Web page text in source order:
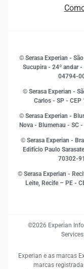
Estudos e Pesquisas
Inovação e
Leis e impostos
Marketing
Open Finance
Proteção de Dados
Sustentabilidade
Sala de Imprensa
© Serasa Experian -
Sucupira - 24º andar
04794-
© Serasa Experian -
Carlos - SP - CEP
© Serasa Experian -
Nova - Blumenau - SC
© Serasa Experian -
Edifício Paulo
70302-
© Serasa Experian -
Leite, Recife – PE -
©2026 Experian
Experian e as marcas
marcas